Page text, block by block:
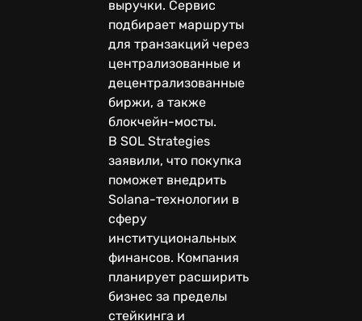
выручки. Сервис
подбирает маршруты
для транзакций через
централизованные и
децентрализованные
биржи, а также
блокчейн-мосты.
В SOL Strategies
заявили, что покупка
поможет внедрить
Solana-технологии в
сферу
институциональных
финансов. Компания
планирует расширить
бизнес за пределы
стейкинга и